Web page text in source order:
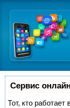
Сервис
Тот, кто